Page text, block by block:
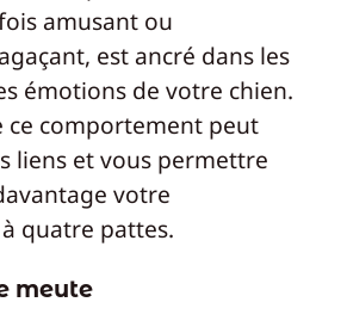
amusant ou
est ancré dans les
émotions de votre chien.
ce comportement peut
liens et vous permettre
votre
quatre pattes.
meute